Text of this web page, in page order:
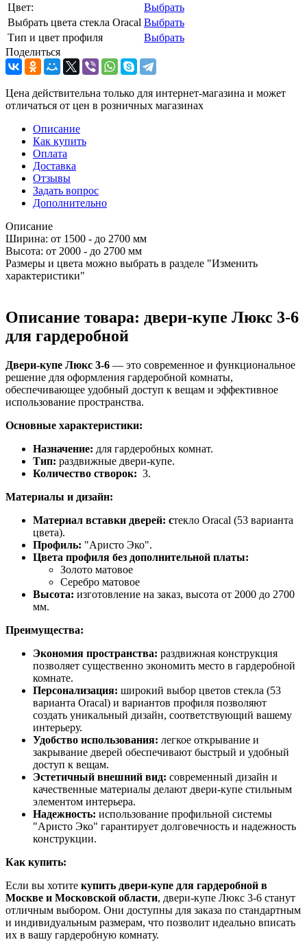
Цвет:
Выбрать
Выбрать цвета стекла Oracal Выбрать
Тип и цвет профиля
Выбрать
Поделиться
Цена действительна только для интернет-магазина и может
отличаться от цен в розничных магазинах
Описание
Как купить
Оплата
Доставка
Отзывы
Задать вопрос
Дополнительно
Описание
Ширина: от 1500 - до 2700 мм
Высота: от 2000 - до 2700 мм
Размеры и цвета можно выбрать в разделе "Изменить
характеристики"
Описание товара: двери-купе Люкс 3-6
для гардеробной
Двери-купе Люкс 3-6 — это современное и функциональное
решение для оформления гардеробной комнаты,
обеспечивающее удобный доступ к вещам и эффективное
использование пространства.
Основные характеристики:
Назначение: для гардеробных комнат.
Тип: раздвижные двери-купе.
Количество створок: 3.
Материалы и дизайн:
Материал вставки дверей: стекло Oracal (53 варианта
цвета).
Профиль: "Аристо Эко".
Цвета профиля без дополнительной платы:
Золото матовое
Серебро матовое
Высота: изготовление на заказ, высота от 2000 до 2700
мм.
Преимущества:
Экономия пространства: раздвижная конструкция
позволяет существенно экономить место в гардеробной
комнате.
Персонализация: широкий выбор цветов стекла (53
варианта Oracal) и вариантов профиля позволяют
создать уникальный дизайн, соответствующий вашему
интерьеру.
Удобство использования: легкое открывание и
закрывание дверей обеспечивают быстрый и удобный
доступ к вещам.
Эстетичный внешний вид: современный дизайн и
качественные материалы делают двери-купе стильным
элементом интерьера.
Надежность: использование профильной системы
"Аристо Эко" гарантирует долговечность и надежность
конструкции.
Как купить:
Если вы хотите купить двери-купе для гардеробной в
Москве и Московской области, двери-купе Люкс 3-6 станут
отличным выбором. Они доступны для заказа по стандартным
и индивидуальным размерам, что позволит идеально вписать
их в вашу гардеробную комнату.